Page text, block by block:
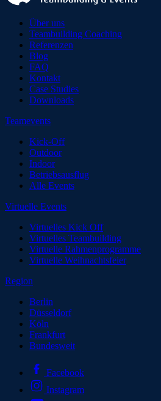
Über uns
Teambuilding Coaching
Referenzen
Blog
FAQ
Kontakt
Case Studies
Downloads
Teamevents
Kick-Off
Outdoor
Indoor
Betriebsausflug
Alle Events
Virtuelle Events
Virtuelles Kick Off
Virtuelles Teambuilding
Virtuelle Rahmenprogramme
Virtuelle Weihnachtsfeier
Region
Berlin
Düsseldorf
Köln
Frankfurt
Bundesweit
Facebook
Instagram